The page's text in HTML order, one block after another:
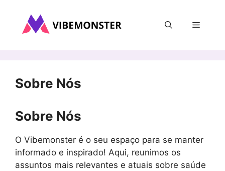
Menu
Sobre Nós
Sobre Nós
O Vibemonster é o seu espaço para se manter
informado e inspirado! Aqui, reunimos os
assuntos mais relevantes e atuais sobre saúde